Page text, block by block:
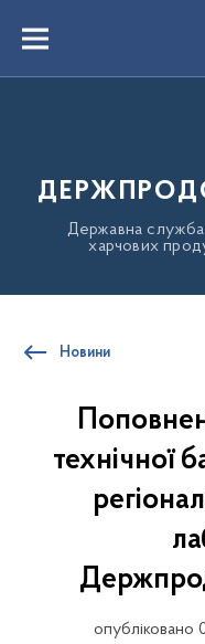
вмістуMenu
Державна служба
харчових
Новини
технічної
опубліковано